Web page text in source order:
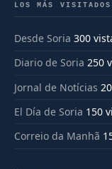
LOS MÁS VISITADOS
Desde Soria 300
Diario de Soria 250
Jornal de Notícias
El Día de Soria 150
Correio da Manhã